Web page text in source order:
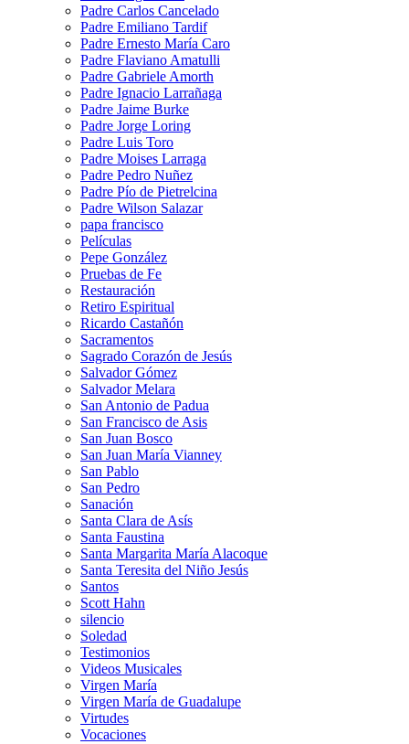
Padre Carlos Cancelado
Padre Emiliano Tardif
Padre Ernesto María Caro
Padre Flaviano Amatulli
Padre Gabriele Amorth
Padre Ignacio Larrañaga
Padre Jaime Burke
Padre Jorge Loring
Padre Luis Toro
Padre Moises Larraga
Padre Pedro Nuñez
Padre Pío de Pietrelcina
Padre Wilson Salazar
papa francisco
Películas
Pepe González
Pruebas de Fe
Restauración
Retiro Espiritual
Ricardo Castañón
Sacramentos
Sagrado Corazón de Jesús
Salvador Gómez
Salvador Melara
San Antonio de Padua
San Francisco de Asis
San Juan Bosco
San Juan María Vianney
San Pablo
San Pedro
Sanación
Santa Clara de Asís
Santa Faustina
Santa Margarita María Alacoque
Santa Teresita del Niño Jesús
Santos
Scott Hahn
silencio
Soledad
Testimonios
Videos Musicales
Virgen María
Virgen María de Guadalupe
Virtudes
Vocaciones